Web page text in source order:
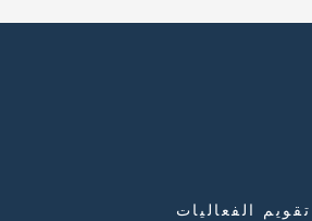
تقويم الفعاليات